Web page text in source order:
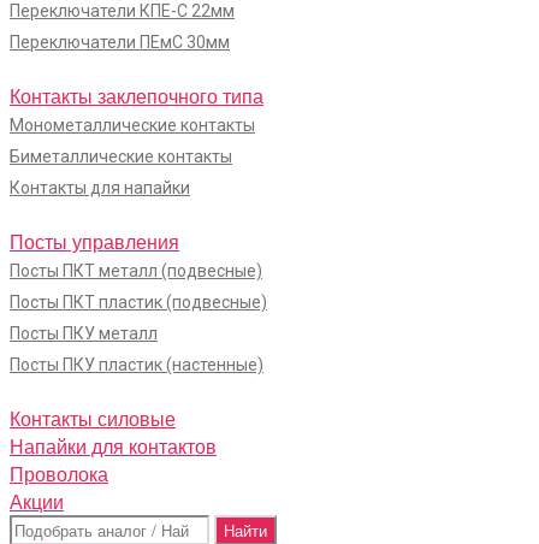
Переключатели КПЕ-С 22мм
Переключатели ПЕмС 30мм
Контакты заклепочного типа
Монометаллические контакты
Биметаллические контакты
Контакты для напайки
Посты управления
Посты ПКТ металл (подвесные)
Посты ПКТ пластик (подвесные)
Посты ПКУ металл
Посты ПКУ пластик (настенные)
Контакты силовые
Напайки для контактов
Проволока
Акции
Поиск: